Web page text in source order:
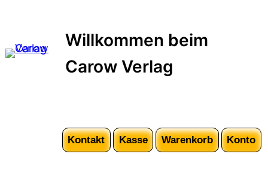
Willkommen beim
Carow Verlag
Kontakt Kasse Warenkorb Konto